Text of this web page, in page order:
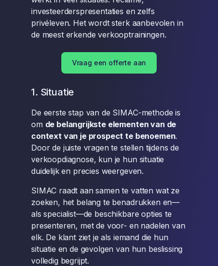
investeerderspresentaties en zelfs
privéleven. Het wordt sterk aanbevolen in
de meest erkende verkooptrainingen.
Vraag een offerte aan
1. Situatie
De eerste stap van de SIMAC-methode is
om de belangrijkste elementen van de
context van je prospect te benoemen.
Door de juiste vragen te stellen tijdens de
verkoopdiagnose, kun je hun situatie
duidelijk en precies weergeven.
SIMAC raadt aan samen te vatten wat ze
zoeken, het belang te benadrukken en—
als specialist—de beschikbare opties te
presenteren, met de voor- en nadelen van
elk. De klant ziet je als iemand die hun
situatie en de gevolgen van hun beslissing
volledig begrijpt.